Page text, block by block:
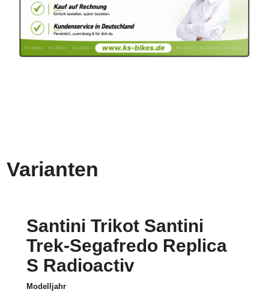
Varianten
Santini Trikot Santini
Trek-Segafredo Replica
S Radioactiv
Modelljahr